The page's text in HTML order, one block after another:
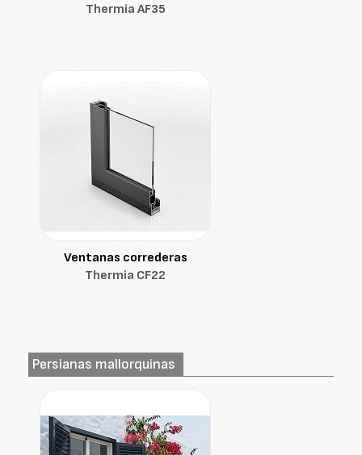
Thermia AF35
Ventanas correderas
Thermia CF22
Persianas mallorquinas